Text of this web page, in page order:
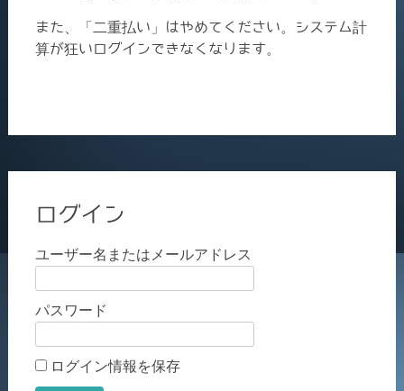
また、「二重払い」はやめてください。システム計
算が狂いログインできなくなります。
ログイン
ユーザー名またはメールアドレス
パスワード
ログイン情報を保存